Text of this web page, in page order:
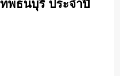
พธนบุรี ประจำปี